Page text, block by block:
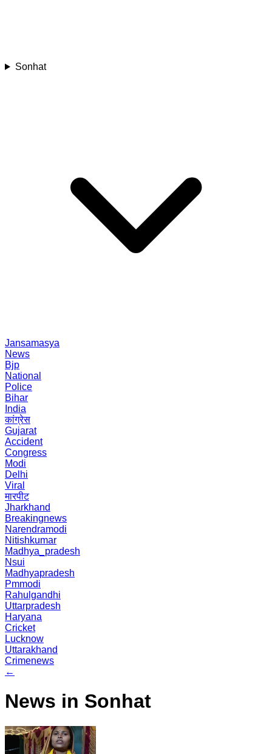
Sonhat
Jansamasya
News
Bjp
National
Police
Bihar
India
कांग्रेस
Gujarat
Accident
Congress
Modi
Delhi
Viral
मारपीट
Jharkhand
Breakingnews
Narendramodi
Nitishkumar
Madhya_pradesh
Nsui
Madhyapradesh
Pmmodi
Rahulgandhi
Uttarpradesh
Haryana
Cricket
Lucknow
Uttarakhand
Crimenews
←
News in Sonhat